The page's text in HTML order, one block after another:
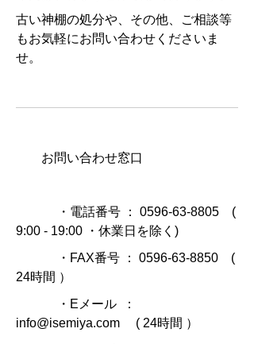
古い神棚の処分や、その他、ご相談等
もお気軽にお問い合わせくださいま
せ。
お問い合わせ窓口
・電話番号 ： 0596-63-8805 (
9:00 - 19:00 ・休業日を除く)
・FAX番号 ： 0596-63-8850 (
24時間 ）
・Eメール ：
info@isemiya.com ( 24時間 ）